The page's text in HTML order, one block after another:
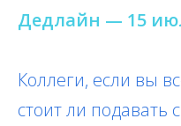
Дедлайн — 15
Коллеги, если вы
стоит ли